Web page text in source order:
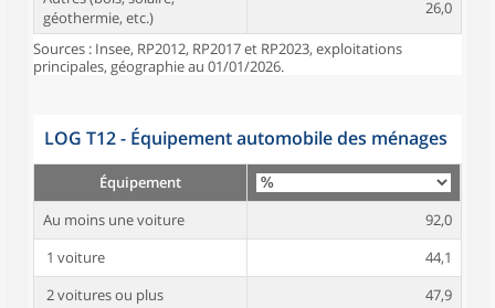
géothermie, etc.)
26,0
Sources : Insee, RP2012, RP2017 et RP2023, exploitations
principales, géographie au 01/01/2026.
LOG T12 - Équipement automobile des ménages
Équipement
Au moins une voiture
92,0
1 voiture
44,1
2 voitures ou plus
47,9